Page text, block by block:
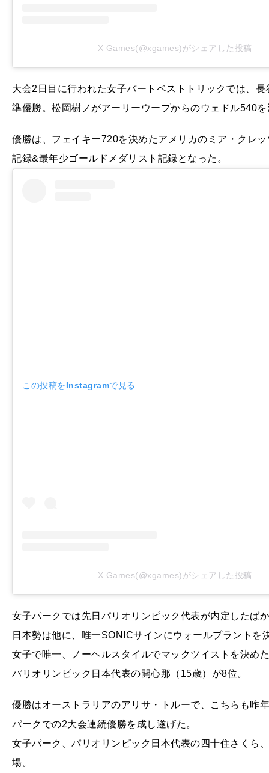
X Games(@xgames)がシェアした投稿
大会2日目に行われた女子バートベストトリックでは、
準優勝。松岡樹ノがアーリーウープからのウェドル540
優勝は、フェイキー720を決めたアメリカのミア・クレ
記録&最年少ゴールドメダリスト記録となった。
この投稿をInstagramで見る
X Games(@xgames)がシェアした投稿
女子パークでは先日パリオリンピック代表が内定したば
日本勢は他に、唯一SONICサインにウォールプラントを
女子で唯一、ノーヘルスタイルでマックツイストを決め
パリオリンピック日本代表の開心那（15歳）が8位。
優勝はオーストラリアのアリサ・トルーで、こちらも昨
パークでの2大会連続優勝を成し遂げた。
女子パーク、パリオリンピック日本代表の四十住さくら
場。